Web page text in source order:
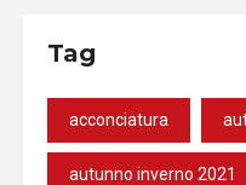
Tag
acconciatura
autunno inverno 2021